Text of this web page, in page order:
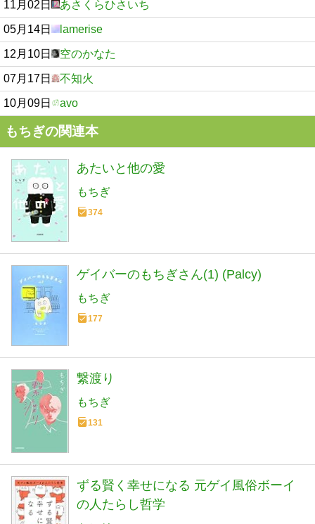
11月02日 あさくらひさいち
05月14日 lamerise
12月10日 空のかなた
07月17日 不知火
10月09日 avo
もちぎの関連本
あたいと他の愛
もちぎ
374
ゲイバーのもちぎさん(1) (Palcy)
もちぎ
177
繋渡り
もちぎ
131
ずる賢く幸せになる 元ゲイ風俗ボーイ
の人たらし哲学